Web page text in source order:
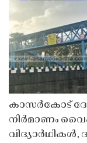
കാസർകോട്
നിർമാണം
വിദ്യാർഥികൾ,